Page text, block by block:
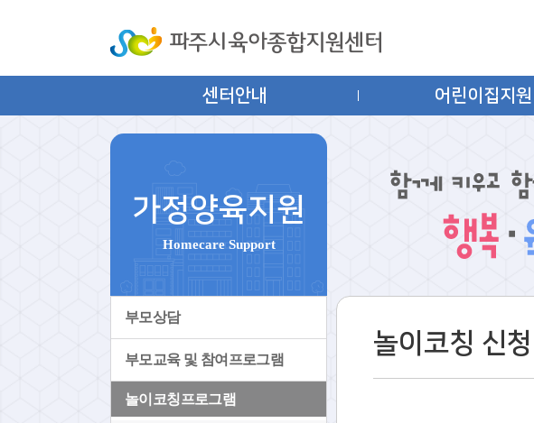
센터안내 어린이집지원
가정양육지원
Homecare Support
부모상담
부모교육 및 참여프로그램
놀이코칭프로그램
놀이코칭 신청